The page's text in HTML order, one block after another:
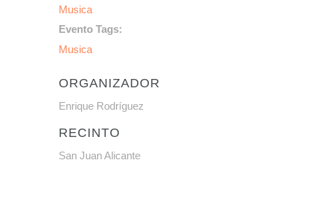
Musica
Evento Tags:
Musica
ORGANIZADOR
Enrique Rodríguez
RECINTO
San Juan Alicante